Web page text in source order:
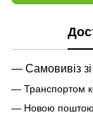
— Самовивіз
— Транспортом
— Новою поштою